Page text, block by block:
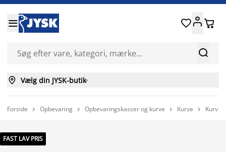


 
 Vælg din JYSK-butik
Forside  Opbevaring  Opbevaringskasser og kurve  Kurve  Kurv
FAST LAV PRIS